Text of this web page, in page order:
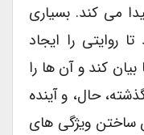
می کند. بسیاری
روایتی را ایجاد
کند و آن ها را
حال، و آینده
ساختن ویژگی های